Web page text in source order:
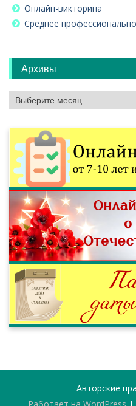
Онлайн-викторина
Среднее
Архивы
Архивы
Авторские